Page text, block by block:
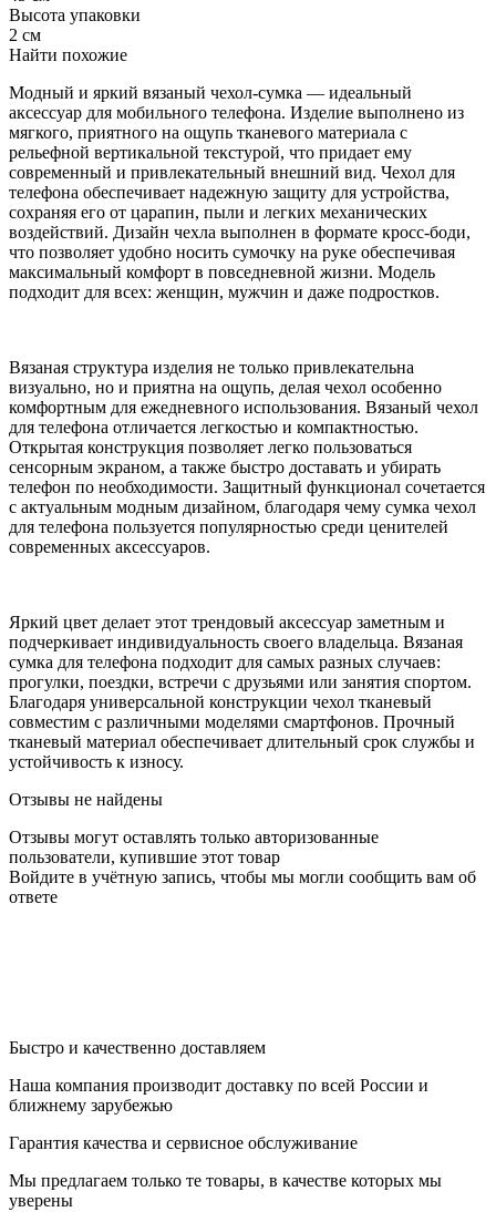
Высота упаковки
2 см
Найти похожие
Модный и яркий вязаный чехол-сумка — идеальный
аксессуар для мобильного телефона. Изделие выполнено из
мягкого, приятного на ощупь тканевого материала с
рельефной вертикальной текстурой, что придает ему
современный и привлекательный внешний вид. Чехол для
телефона обеспечивает надежную защиту для устройства,
сохраняя его от царапин, пыли и легких механических
воздействий. Дизайн чехла выполнен в формате кросс-боди,
что позволяет удобно носить сумочку на руке обеспечивая
максимальный комфорт в повседневной жизни. Модель
подходит для всех: женщин, мужчин и даже подростков.
Вязаная структура изделия не только привлекательна
визуально, но и приятна на ощупь, делая чехол особенно
комфортным для ежедневного использования. Вязаный чехол
для телефона отличается легкостью и компактностью.
Открытая конструкция позволяет легко пользоваться
сенсорным экраном, а также быстро доставать и убирать
телефон по необходимости. Защитный функционал сочетается
с актуальным модным дизайном, благодаря чему сумка чехол
для телефона пользуется популярностью среди ценителей
современных аксессуаров.
Яркий цвет делает этот трендовый аксессуар заметным и
подчеркивает индивидуальность своего владельца. Вязаная
сумка для телефона подходит для самых разных случаев:
прогулки, поездки, встречи с друзьями или занятия спортом.
Благодаря универсальной конструкции чехол тканевый
совместим с различными моделями смартфонов. Прочный
тканевый материал обеспечивает длительный срок службы и
устойчивость к износу.
Отзывы не найдены
Отзывы могут оставлять только авторизованные
пользователи, купившие этот товар
Войдите в учётную запись, чтобы мы могли сообщить вам об
ответе
Быстро и качественно доставляем
Наша компания производит доставку по всей России и
ближнему зарубежью
Гарантия качества и сервисное обслуживание
Мы предлагаем только те товары, в качестве которых мы
уверены